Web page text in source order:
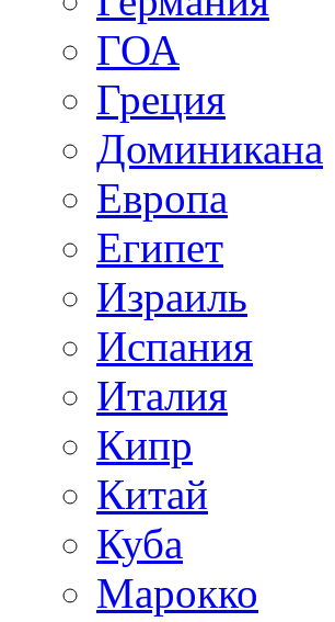
ГОА
Греция
Доминикана
Европа
Египет
Израиль
Испания
Италия
Кипр
Китай
Куба
Марокко